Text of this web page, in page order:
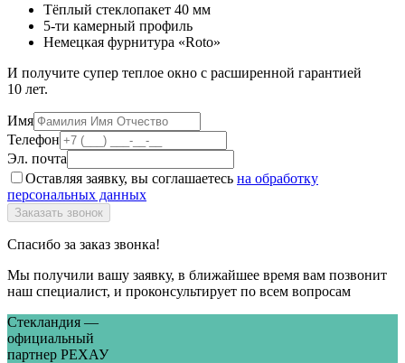
Тёплый стеклопакет 40 мм
5-ти камерный профиль
Немецкая фурнитура «Roto»
И получите супер теплое окно с расширенной гарантией
10 лет.
Имя
Телефон
Эл. почта
Оставляя заявку, вы соглашаетесь на обработку
персональных данных
Спасибо за заказ звонка!
Мы получили вашу заявку, в ближайшее время вам позвонит
наш специалист, и проконсультирует по всем вопросам
Стекландия —
официальный
партнер РЕХАУ